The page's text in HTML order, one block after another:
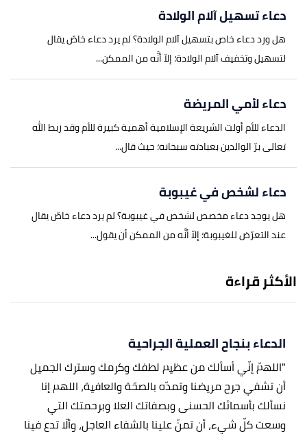
دعاء تسهيل آلام الولادة
هل ورد دعاء خاص بتسهيل آلام الولادة؟ لم يرد دعاء خاصّ يقال
لتسهيل وتخفيف آلام الولادة؛ إلاّ أنَّه من الممكن...
دعاء لأمي المريضة
الدعاء للأم أولت الشريعة الإسلامية أهمية كبيرة للأم وقد ربط الله
تعالى برّ الوالدين بعبادته سبحانه؛ حيث قال...
دعاء لشخص في غيبوبة
هل يوجد دعاء مخصص لشخص في غيبوبة؟ لم يرد دعاء خاصّ يقال
عند التعرّض للغيبوبة؛ إلاّ أنَّه من الممكن أن يقول...
الأكثر قراءة
الدعاء بنجاح العملية الجراحية
"اللهمّ إنّي أسألك من عظيم لطفك وكرمك وسترك الجميل
أن تشفي جرح مريضنا وتمدّه بالصحّة والعافية، اللهم إنا
نسألك بأسمائك الحسنى وبصفاتك العلا وبرحمتك التي
وسعت كلّ شيء، أن تمنّ علينا بالشفاء العاجل، وألّا تدع فينا